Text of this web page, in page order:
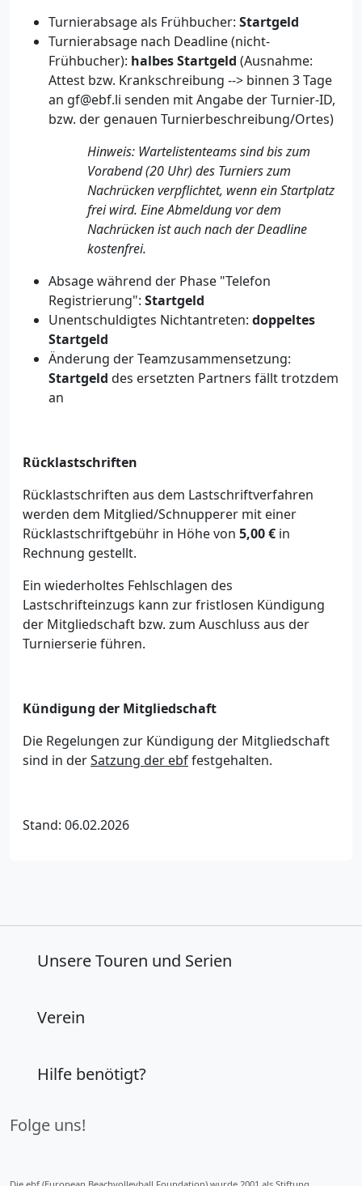
Turnierabsage als Frühbucher: Startgeld
Turnierabsage nach Deadline (nicht-
Frühbucher): halbes Startgeld (Ausnahme:
Attest bzw. Krankschreibung --> binnen 3 Tage
an gf@ebf.li senden mit Angabe der Turnier-ID,
bzw. der genauen Turnierbeschreibung/Ortes)
Hinweis: Wartelistenteams sind bis zum
Vorabend (20 Uhr) des Turniers zum
Nachrücken verpflichtet, wenn ein Startplatz
frei wird. Eine Abmeldung vor dem
Nachrücken ist auch nach der Deadline
kostenfrei.
Absage während der Phase "Telefon
Registrierung": Startgeld
Unentschuldigtes Nichtantreten: doppeltes
Startgeld
Änderung der Teamzusammensetzung:
Startgeld des ersetzten Partners fällt trotzdem
an
Rücklastschriften
Rücklastschriften aus dem Lastschriftverfahren
werden dem Mitglied/Schnupperer mit einer
Rücklastschriftgebühr in Höhe von 5,00 € in
Rechnung gestellt.
Ein wiederholtes Fehlschlagen des
Lastschrifteinzugs kann zur fristlosen Kündigung
der Mitgliedschaft bzw. zum Auschluss aus der
Turnierserie führen.
Kündigung der Mitgliedschaft
Die Regelungen zur Kündigung der Mitgliedschaft
sind in derSatzung der ebffestgehalten.
Stand: 06.02.2026
Unsere Touren und Serien
Verein
Hilfe benötigt?
Folge uns!